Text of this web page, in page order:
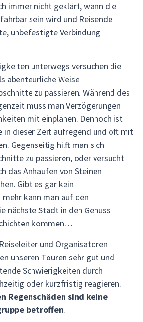
immer nicht geklärt, wann die
sein wird und Reisende
unbefestigte Verbindung
unterwegs versuchen die
abenteurliche Weise
zu passieren. Während des
muss man Verzögerungen
mit einplanen. Dennoch ist
in dieser Zeit aufregend und oft mit
Gegenseitig hilft man sich
zu passieren, oder versucht
das Anhaufen von Steinen
Gibt es gar kein
kann man auf den
nächste Stadt in den Genuss
kommen…
und Organisatoren
unseren Touren sehr gut und
Schwierigkeiten durch
oder kurzfristig reagieren.
Regenschäden sind keine
betroffen.